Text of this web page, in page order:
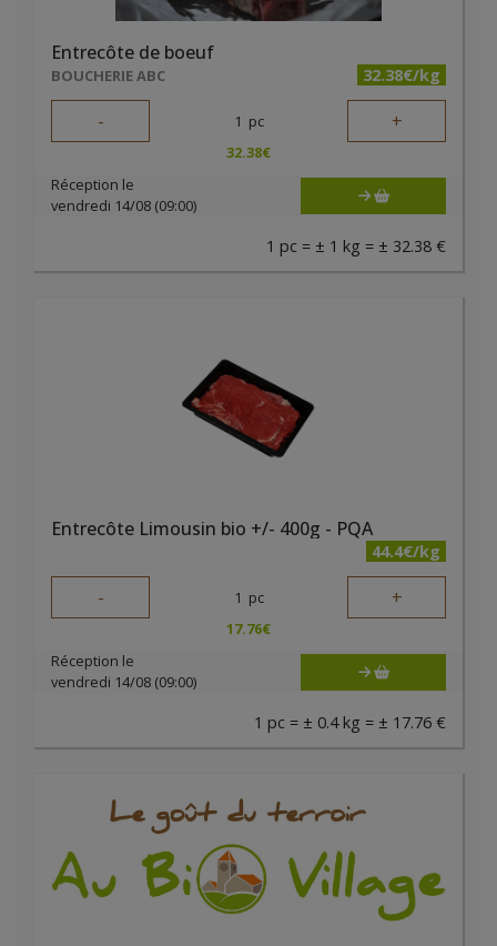
Entrecôte de boeuf
BOUCHERIE ABC 32.38€/kg
- 1 pc +
32.38€
Réception le
vendredi 14/08 (09:00)
1 pc = ± 1 kg = ± 32.38 €
Entrecôte Limousin bio +/- 400g - PQA
44.4€/kg
- 1 pc +
17.76€
Réception le
vendredi 14/08 (09:00)
1 pc = ± 0.4 kg = ± 17.76 €